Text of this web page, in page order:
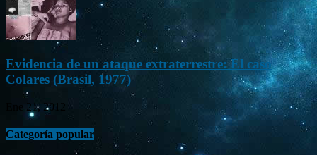
Evidencia de un ataque extraterrestre: El caso
Colares (Brasil, 1977)
Ene 21, 2012
Categoría popular